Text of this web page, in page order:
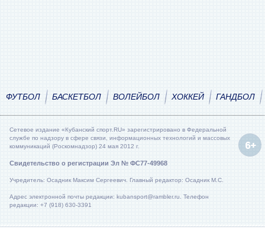
ФУТБОЛ БАСКЕТБОЛ ВОЛЕЙБОЛ ХОККЕЙ ГАНДБОЛ
Сетевое издание «Кубанский спорт.RU» зарегистрировано в Федеральной
службе по надзору в сфере связи, информационных технологий и массовых
коммуникаций (Роскомнадзор) 24 мая 2012 г.
Свидетельство о регистрации Эл № ФС77-49968
Учредитель: Осадник Максим Сергеевич. Главный редактор: Осадник М.С.
Адрес электронной почты редакции: kubansport@rambler.ru. Телефон
редакции: +7 (918) 630-3391